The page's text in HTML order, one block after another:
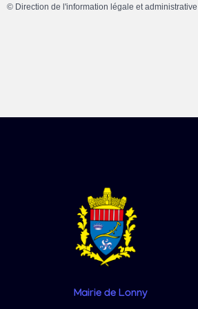
© Direction de l'information légale et administrative
Mairie de Lonny